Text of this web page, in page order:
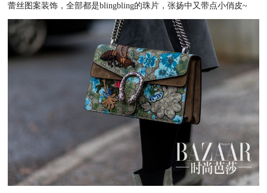
蕾丝图案装饰，全部都是blingbling的珠片，张扬中又带点小俏皮~